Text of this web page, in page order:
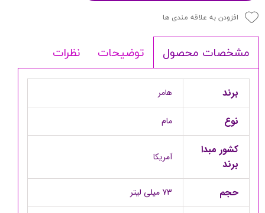
افزودن به علاقه مندی ها
مشخصات محصول توضیحات نظرات
برند هامر
نوع مام
کشور مبدا
برند
آمریکا
حجم 73 میلی لیتر